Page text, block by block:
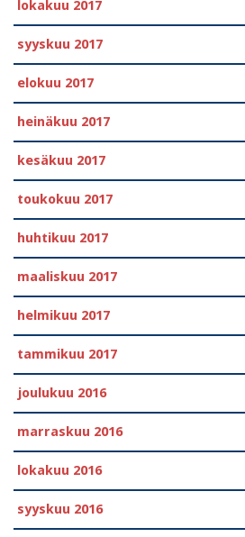
lokakuu 2017
syyskuu 2017
elokuu 2017
heinäkuu 2017
kesäkuu 2017
toukokuu 2017
huhtikuu 2017
maaliskuu 2017
helmikuu 2017
tammikuu 2017
joulukuu 2016
marraskuu 2016
lokakuu 2016
syyskuu 2016